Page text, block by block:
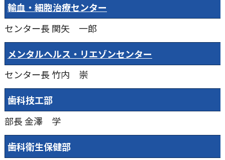
輸血・細胞治療センター
センター長 関矢 一郎
メンタルヘルス・リエゾンセンター
センター長竹内 崇
歯科技工部
部長金澤 学
歯科衛生保健部